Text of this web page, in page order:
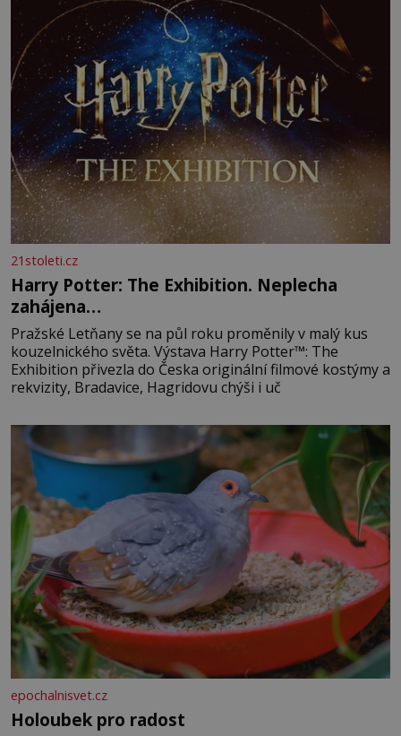
21stoleti.cz
Harry Potter: The Exhibition. Neplecha
zahájena…
Pražské Letňany se na půl roku proměnily v malý kus
kouzelnického světa. Výstava Harry Potter™: The
Exhibition přivezla do Česka originální filmové kostýmy a
rekvizity, Bradavice, Hagridovu chýši i uč
epochalnisvet.cz
Holoubek pro radost